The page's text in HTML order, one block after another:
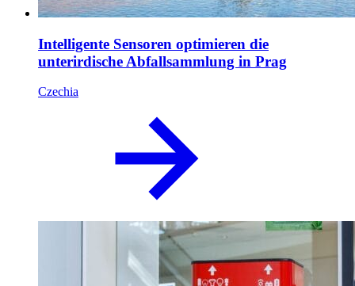
Intelligente Sensoren optimieren die
unterirdische Abfallsammlung in Prag
Czechia